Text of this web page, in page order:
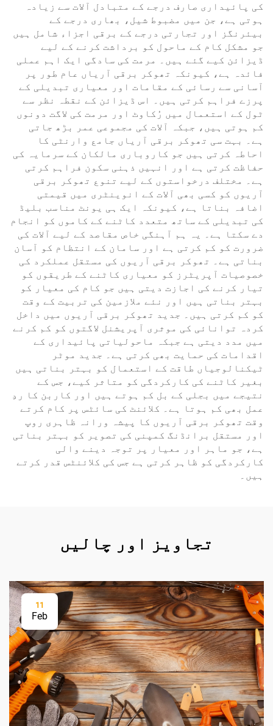
کی پائیداری صارف درجے کے متبادل آلات سے زیادہ
ہوتی ہے، جن میں مضبوط شیل، بھاری درجے کے
بیئرنگز اور تجارتی درجے کے برقی اجزاء شامل ہیں
جو مشکل کام کے ماحول کو برداشت کرنے کے لیے
ڈیزائن کیے گئے ہیں۔ مرمت کی سادگی ایک اہم عملی
فائدہ ہے، کیونکہ تھوکر برقی آریاں عام طور پر
آسانی سے رسائی کے مقامات اور معیاری تبدیلی کے
پرزے فراہم کرتی ہیں۔ اس ڈیزائن کے نقطہ نظر سے
ٹول کے استعمال میں رُکاوٹ اور مرمت کی لاگت دونوں
کم ہوتی ہیں، جبکہ آلات کی مجموعی عمر بڑھ جاتی
ہے۔ بہت سی تھوکر برقی آریاں جامع وارنٹی کا
احاطہ کرتی ہیں جو کاروباری مالکان کے سرمایہ کی
حفاظت کرتی ہے اور انہیں ذہنی سکون فراہم کرتی
ہے۔ مختلف درخواستوں کے لیے تنوع تھوکر برقی
آریوں کو کسی بھی آلات کے انوینٹری میں قیمتی
اضافہ بناتا ہے، کیونکہ ایک ہی یونٹ مناسب بلیڈ
کی تبدیلی کے ساتھ متعدد کاٹنے کے کاموں کو انجام
دے سکتا ہے۔ یہ ہم آہنگی خاص مقاصد کے لیے آلات کی
ضرورت کو کم کرتی ہے اور سامان کے انتظام کو آسان
بناتی ہے۔ تھوکر برقی آریوں کی مستقل عملکرد کی
خصوصیات آپریٹرز کو معیاری کاٹنے کے طریقوں کو
تیار کرنے کی اجازت دیتی ہیں جو کام کی معیار کو
بہتر بناتی ہیں اور نئے ملازمین کی تربیت کے وقت
کو کم کرتی ہیں۔ جدید تھوکر برقی آریوں میں داخل
کردہ توانائی کی موثری آپریشنل لاگتوں کو کم کرنے
میں مدد دیتی ہے جبکہ ماحولیاتی پائیداری کے
اقدامات کی حمایت بھی کرتی ہے۔ جدید موٹر
ٹیکنالوجیاں طاقت کے استعمال کو بہتر بناتی ہیں
بغیر کاٹنے کی کارکردگی کو متاثر کیے، جس کے
نتیجے میں بجلی کے بل کم ہوتے ہیں اور کاربن کا ردِ
عمل بھی کم ہوتا ہے۔ کلائنٹ کی سائٹس پر کام کرتے
وقت تھوکر برقی آریوں کا پیشہ ورانہ ظاہری روپ
اور مستقل برانڈنگ کمپنی کی تصویر کو بہتر بناتی
ہے، جو ماہر اور معیار پر توجہ دینے والی
کارکردگی کو ظاہر کرتی ہے جس کی کلائنٹس قدر کرتے
ہیں۔
تجاویز اور چالیں
11
Feb